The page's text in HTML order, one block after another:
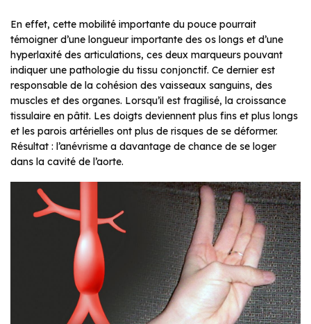
En effet, cette mobilité importante du pouce pourrait
témoigner d’une longueur importante des os longs et d’une
hyperlaxité des articulations, ces deux marqueurs pouvant
indiquer une pathologie du tissu conjonctif. Ce dernier est
responsable de la cohésion des vaisseaux sanguins, des
muscles et des organes. Lorsqu’il est fragilisé, la croissance
tissulaire en pâtit. Les doigts deviennent plus fins et plus longs
et les parois artérielles ont plus de risques de se déformer.
Résultat : l’anévrisme a davantage de chance de se loger
dans la cavité de l’aorte.